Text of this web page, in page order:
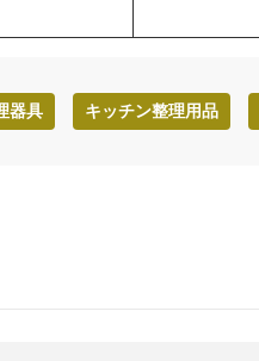
器具 キッチン整理用品